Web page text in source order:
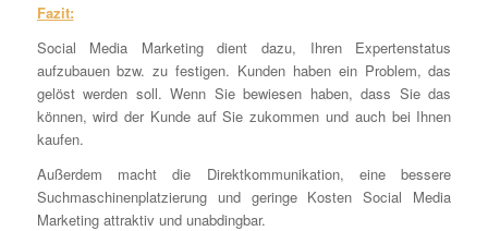
Fazit:
Social Media Marketing dient dazu, Ihren Expertenstatus
aufzubauen bzw. zu festigen. Kunden haben ein Problem, das
gelöst werden soll. Wenn Sie bewiesen haben, dass Sie das
können, wird der Kunde auf Sie zukommen und auch bei Ihnen
kaufen.
Außerdem macht die Direktkommunikation, eine bessere
Suchmaschinenplatzierung und geringe Kosten Social Media
Marketing attraktiv und unabdingbar.